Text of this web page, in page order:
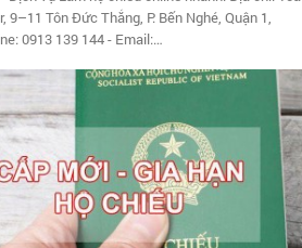
9–11 Tôn Đức Thắng, P. Bến Nghé, Quận 1,
0913 139 144 - Email: